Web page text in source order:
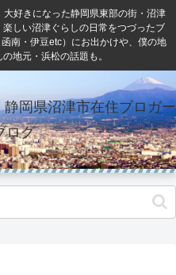
大好きになった静岡県東部の街・沼津
しい沼津ぐらしの日常をつづったブ
南・伊豆etc）にお出かけや、僕の地
地元・浜松の話題も。
岡県沼津市在住ブロガー
ログ